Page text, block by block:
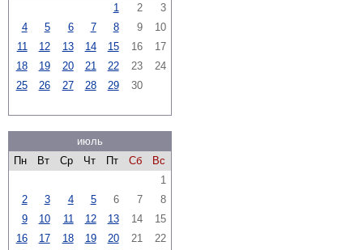
1
2
3
4
5 6 7 8 9
10
11
12 13 14 15 16
17
18
19 20 21 22 23
24
25
26 27 28 29 30
июль
Пн
Вт Ср Чт Пт Сб
Вс
1
2
3 4 5 6 7
8
9
10 11 12 13 14
15
16
17 18 19 20 21
22